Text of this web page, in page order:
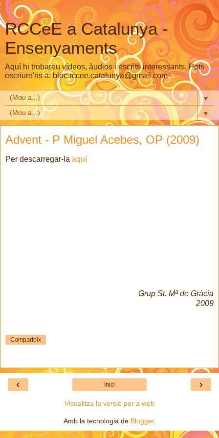
RCCeE a Catalunya -
Ensenyaments
Aquí hi trobareu vídeos, àudios i escrits interessants. Pots
escriure'ns a: bloc.rccee.catalunya@gmail.com
▼
▼
Advent - P Miguel Acebes, OP (2009)
Per descarregar-la aquí
Grup St. Mª de Gràcia
2009
Comparteix
‹ ›
Inici
Visualitza la versió per a web
Amb la tecnologia de Blogger.